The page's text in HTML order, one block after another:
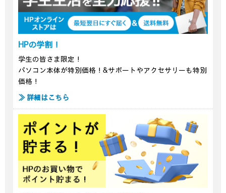
HPの学割！
学生の皆さま限定！
パソコン本体が特別価格！&サポートやアクセサリーも特別
価格！
≫ 詳細はこちら